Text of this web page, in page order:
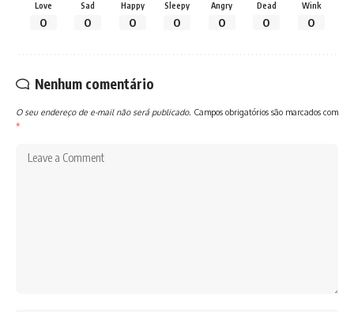
Love
0
Sad
0
Happy
0
Sleepy
0
Angry
0
Dead
0
Wink
0
Nenhum comentário
O seu endereço de e-mail não será publicado. Campos obrigatórios são marcados com
*